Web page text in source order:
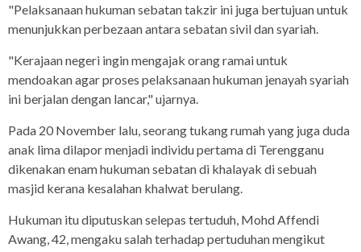
"Pelaksanaan hukuman sebatan takzir ini juga bertujuan untuk
menunjukkan perbezaan antara sebatan sivil dan syariah.
"Kerajaan negeri ingin mengajak orang ramai untuk
mendoakan agar proses pelaksanaan hukuman jenayah syariah
ini berjalan dengan lancar," ujarnya.
Pada 20 November lalu, seorang tukang rumah yang juga duda
anak lima dilapor menjadi individu pertama di Terengganu
dikenakan enam hukuman sebatan di khalayak di sebuah
masjid kerana kesalahan khalwat berulang.
Hukuman itu diputuskan selepas tertuduh, Mohd Affendi
Awang, 42, mengaku salah terhadap pertuduhan mengikut